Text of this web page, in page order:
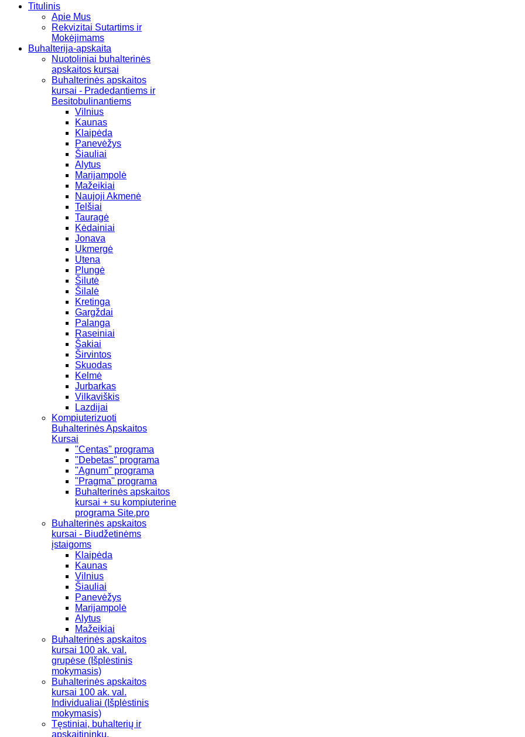
Titulinis
Apie Mus
Rekvizitai Sutartims ir
Mokėjimams
Buhalterija-apskaita
Nuotoliniai buhalterinės
apskaitos kursai
Buhalterinės apskaitos
kursai - Pradedantiems ir
Besitobulinantiems
Vilnius
Kaunas
Klaipėda
Panevėžys
Šiauliai
Alytus
Marijampolė
Mažeikiai
Naujoji Akmenė
Telšiai
Tauragė
Kėdainiai
Jonava
Ukmergė
Utena
Plungė
Šilutė
Šilalė
Kretinga
Gargždai
Palanga
Raseiniai
Šakiai
Širvintos
Skuodas
Kelmė
Jurbarkas
Vilkaviškis
Lazdijai
Kompiuterizuoti
Buhalterinės Apskaitos
Kursai
"Centas" programa
"Debetas" programa
"Agnum" programa
"Pragma" programa
Buhalterinės apskaitos
kursai + su kompiuterine
programa Site.pro
Buhalterinės apskaitos
kursai - Biudžetinėms
įstaigoms
Klaipėda
Kaunas
Vilnius
Šiauliai
Panevėžys
Marijampolė
Alytus
Mažeikiai
Buhalterinės apskaitos
kursai 100 ak. val.
grupėse (Išplėstinis
mokymasis)
Buhalterinės apskaitos
kursai 100 ak. val.
Individualiai (Išplėstinis
mokymasis)
Tęstiniai, buhalterių ir
apskaitininkų,